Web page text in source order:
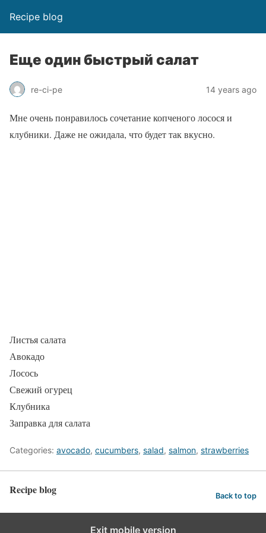
Recipe blog
Еще один быстрый салат
re-ci-pe 14 years ago
Мне очень понравилось сочетание копченого лосося и
клубники. Даже не ожидала, что будет так вкусно.
Листья салата
Авокадо
Лосось
Свежий огурец
Клубника
Заправка для салата
Categories: avocado, cucumbers, salad, salmon, strawberries
Recipe blog Back to top
Exit mobile version